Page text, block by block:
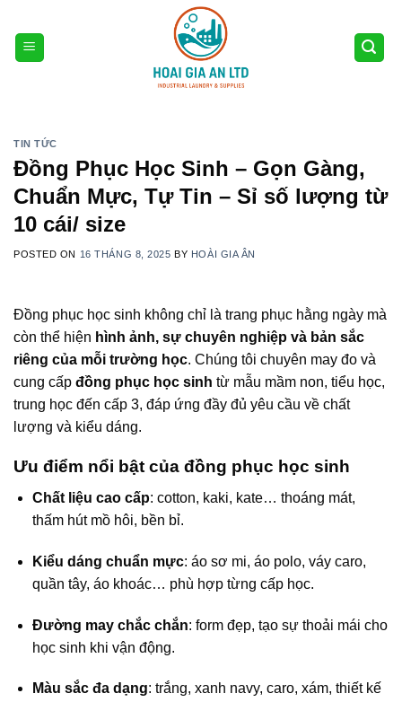
content
TIN TỨC
Đồng Phục Học Sinh – Gọn Gàng,
Chuẩn Mực, Tự Tin – Sỉ số lượng từ
10 cái/ size
POSTED ON 16 THÁNG 8, 2025 BY HOÀI GIA ÂN
Đồng phục học sinh không chỉ là trang phục hằng ngày mà
còn thể hiện hình ảnh, sự chuyên nghiệp và bản sắc
riêng của mỗi trường học. Chúng tôi chuyên may đo và
cung cấp đồng phục học sinh từ mẫu mầm non, tiểu học,
trung học đến cấp 3, đáp ứng đầy đủ yêu cầu về chất
lượng và kiểu dáng.
Ưu điểm nổi bật của đồng phục học sinh
Chất liệu cao cấp: cotton, kaki, kate… thoáng mát,
thấm hút mồ hôi, bền bỉ.
Kiểu dáng chuẩn mực: áo sơ mi, áo polo, váy caro,
quần tây, áo khoác… phù hợp từng cấp học.
Đường may chắc chắn: form đẹp, tạo sự thoải mái cho
học sinh khi vận động.
Màu sắc đa dạng: trắng, xanh navy, caro, xám, thiết kế